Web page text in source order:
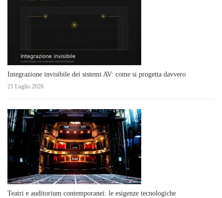
Integrazione invisibile dei sistemi AV: come si progetta davvero
21 Luglio 2026
Teatri e auditorium contemporanei: le esigenze tecnologiche